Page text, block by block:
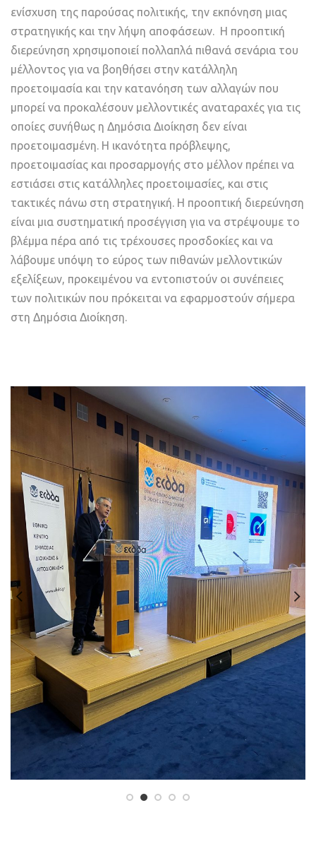
ενίσχυση της παρούσας πολιτικής, την εκπόνηση μιας
στρατηγικής και την λήψη αποφάσεων. Η προοπτική
διερεύνηση χρησιμοποιεί πολλαπλά πιθανά σενάρια του
μέλλοντος για να βοηθήσει στην κατάλληλη
προετοιμασία και την κατανόηση των αλλαγών που
μπορεί να προκαλέσουν μελλοντικές αναταραχές για τις
οποίες συνήθως η Δημόσια Διοίκηση δεν είναι
προετοιμασμένη. Η ικανότητα πρόβλεψης,
προετοιμασίας και προσαρμογής στο μέλλον πρέπει να
εστιάσει στις κατάλληλες προετοιμασίες, και στις
τακτικές πάνω στη στρατηγική. Η προοπτική διερεύνηση
είναι μια συστηματική προσέγγιση για να στρέψουμε το
βλέμμα πέρα από τις τρέχουσες προσδοκίες και να
λάβουμε υπόψη το εύρος των πιθανών μελλοντικών
εξελίξεων, προκειμένου να εντοπιστούν οι συνέπειες
των πολιτικών που πρόκειται να εφαρμοστούν σήμερα
στη Δημόσια Διοίκηση.